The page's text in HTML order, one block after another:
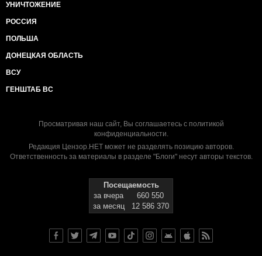
УНИЧТОЖЕНИЕ
РОССИЯ
ПОЛЬША
ДОНЕЦКАЯ ОБЛАСТЬ
ВСУ
ГЕНШТАБ ВС
Просматривая наш сайт, Вы соглашаетесь с политикой
конфиденциальности.
Редакция Цензор.НЕТ может не разделять позицию авторов.
Ответственность за материалы в разделе "Блоги" несут авторы текстов.
Посещаемость
за вчера
660 550
за месяц
12 586 370